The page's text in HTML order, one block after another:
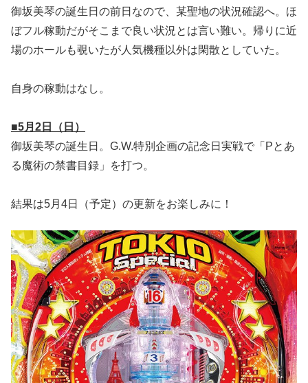
御坂美琴の誕生日の前日なので、某聖地の状況確認へ。ほ
ぼフル稼動だがそこまで良い状況とは言い難い。帰りに近
場のホールも覗いたが人気機種以外は閑散としていた。
自身の稼動はなし。
■5月2日（日）
御坂美琴の誕生日。G.W.特別企画の記念日実戦で「Pとあ
る魔術の禁書目録」を打つ。
結果は5月4日（予定）の更新をお楽しみに！